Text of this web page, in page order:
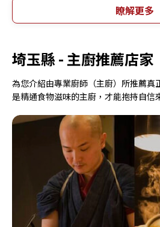
瞭解更多
埼玉縣 -主廚推薦店家
為您介紹由專業廚師（主廚）所推薦真
是精通食物滋味的主廚，才能抱持自信